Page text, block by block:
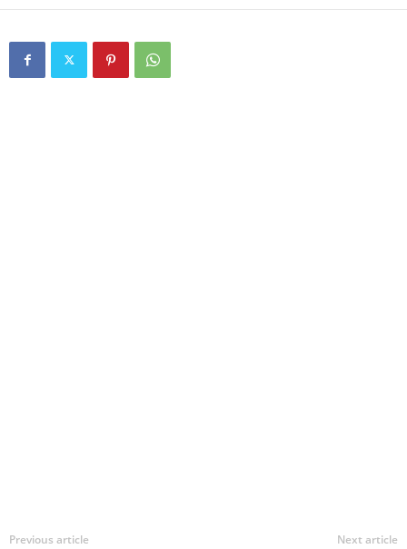
Previous article Next article